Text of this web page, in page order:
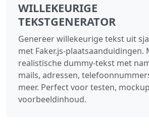
WILLEKEURIGE
TEKSTGENERATOR
Genereer willekeurige tekst uit
met Faker.js-plaatsaanduidingen.
realistische dummy-tekst met
mails, adressen,
meer. Perfect voor testen,
voorbeeldinhoud.